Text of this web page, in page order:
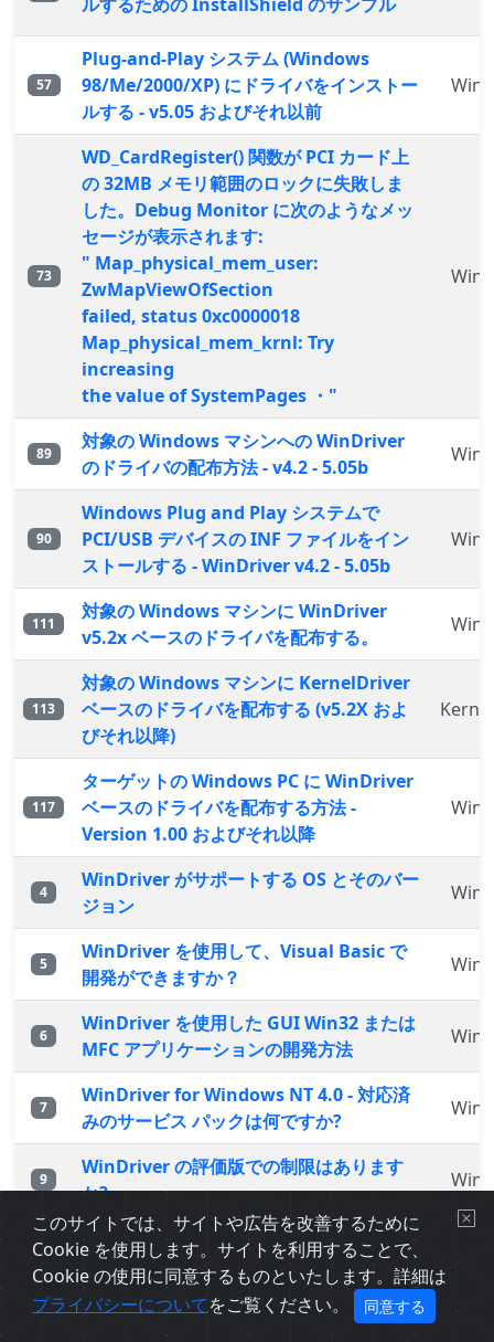
57
Plug-and-Play システム (Windows
98/Me/2000/XP) にドライバをインストー
ルする - v5.05 およびそれ以前
73
WD_CardRegister() 関数が PCI カード上
の 32MB メモリ範囲のロックに失敗しま
した。Debug Monitor に次のようなメッ
セージが表示されます:
" Map_physical_mem_user:
ZwMapViewOfSection
failed, status 0xc0000018
Map_physical_mem_krnl: Try
increasing
the value of SystemPages ・"
89
対象の Windows マシンへの WinDriver
のドライバの配布方法 - v4.2 - 5.05b
90
Windows Plug and Play システムで
PCI/USB デバイスの INF ファイルをイン
ストールする - WinDriver v4.2 - 5.05b
111
対象の Windows マシンに WinDriver
v5.2x ベースのドライバを配布する。
113
対象の Windows マシンに KernelDriver
ベースのドライバを配布する (v5.2X およ
びそれ以降)
117
ターゲットの Windows PC に WinDriver
ベースのドライバを配布する方法 -
Version 1.00 およびそれ以降
4
WinDriver がサポートする OS とそのバー
ジョン
5
WinDriver を使用して、Visual Basic で
開発ができますか？
6
WinDriver を使用した GUI Win32 または
MFC アプリケーションの開発方法
7
WinDriver for Windows NT 4.0 - 対応済
みのサービス パックは何ですか?
9
WinDriver の評価版での制限はあります
か?
10
WinDriver は、C# での開発をサポートし
ていますか？
WinDriver を使用して、Windows
このサイトでは、サイトや広告を改善するために
Cookie を使用します。サイトを利用することで、
Cookie の使用に同意するものといたします。詳細は
プライバシーについてをご覧ください。 同意する